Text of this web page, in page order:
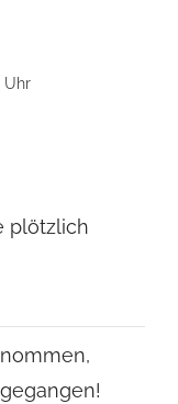
Uhr
plötzlich